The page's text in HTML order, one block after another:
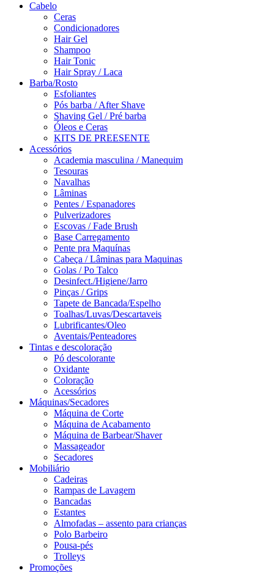
Cabelo
Ceras
Condicionadores
Hair Gel
Shampoo
Hair Tonic
Hair Spray / Laca
Barba/Rosto
Esfoliantes
Pós barba / After Shave
Shaving Gel / Pré barba
Óleos e Ceras
KITS DE PREESENTE
Acessórios
Academia masculina / Manequim
Tesouras
Navalhas
Lâminas
Pentes / Espanadores
Pulverizadores
Escovas / Fade Brush
Base Carregamento
Pente pra Maquínas
Cabeça / Lâminas para Maquinas
Golas / Po Talco
Desinfect./Higiene/Jarro
Pinças / Grips
Tapete de Bancada/Espelho
Toalhas/Luvas/Descartaveis
Lubrificantes/Oleo
Aventais/Penteadores
Tintas e descoloração
Pó descolorante
Oxidante
Coloração
Acessórios
Máquinas/Secadores
Máquina de Corte
Máquina de Acabamento
Máquina de Barbear/Shaver
Massageador
Secadores
Mobiliário
Cadeiras
Rampas de Lavagem
Bancadas
Estantes
Almofadas – assento para crianças
Polo Barbeiro
Pousa-pés
Trolleys
Promoções